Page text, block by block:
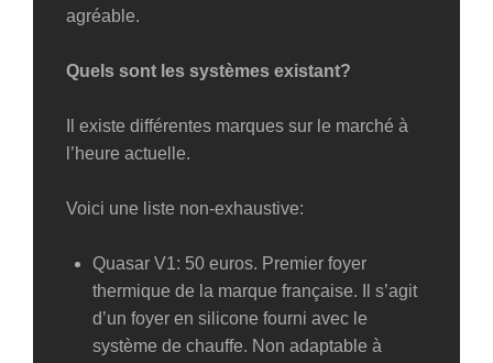
agréable.
Quels sont les systèmes existant?
Il existe différentes marques sur le marché à
l’heure actuelle.
Voici une liste non-exhaustive:
Quasar V1: 50 euros. Premier foyer
thermique de la marque française. Il s’agit
d’un foyer en silicone fourni avec le
système de chauffe. Non adaptable à